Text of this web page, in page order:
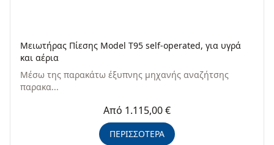
Μειωτήρας Πίεσης Model T95 self-operated, για υγρά
και αέρια
Μέσω της παρακάτω έξυπνης μηχανής αναζήτσης
παρακα...
Από 1.115,00 €
ΠΕΡΙΣΣΟΤΕΡΑ